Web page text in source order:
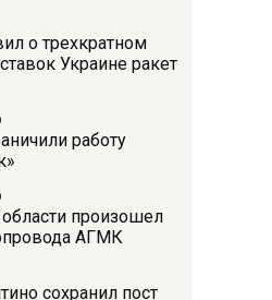
о трехкратном
Украине ракет
работу
произошел
АГМК
сохранил пост